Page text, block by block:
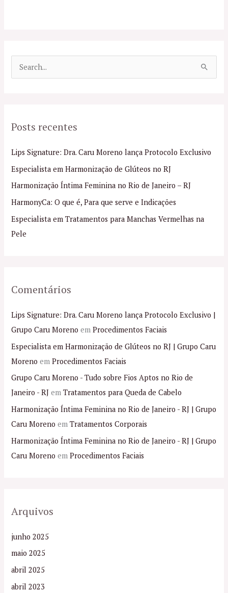
u
s
a
r
p
o
r
Posts recentes
Lips Signature: Dra. Caru Moreno lança Protocolo Exclusivo
Especialista em Harmonização de Glúteos no RJ
Harmonização Íntima Feminina no Rio de Janeiro – RJ
HarmonyCa: O que é, Para que serve e Indicações
Especialista em Tratamentos para Manchas Vermelhas na
Pele
Comentários
Lips Signature: Dra. Caru Moreno lança Protocolo Exclusivo |
Grupo Caru Moreno emProcedimentos Faciais
Especialista em Harmonização de Glúteos no RJ | Grupo Caru
Moreno emProcedimentos Faciais
Grupo Caru Moreno - Tudo sobre Fios Aptos no Rio de
Janeiro - RJ emTratamentos para Queda de Cabelo
Harmonização Íntima Feminina no Rio de Janeiro - RJ | Grupo
Caru Moreno emTratamentos Corporais
Harmonização Íntima Feminina no Rio de Janeiro - RJ | Grupo
Caru Moreno emProcedimentos Faciais
Arquivos
junho 2025
maio 2025
abril 2025
abril 2023